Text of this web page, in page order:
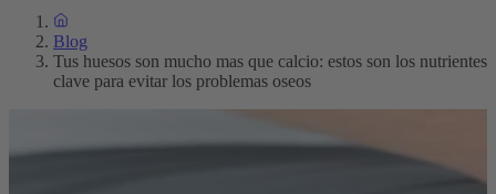
Blog
Tus huesos son mucho mas que calcio: estos son los nutrientes
clave para evitar los problemas oseos